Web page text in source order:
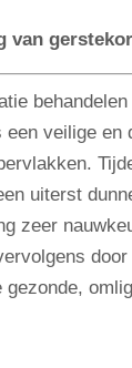
van
behandelen
een veilige en
uiterst
zeer